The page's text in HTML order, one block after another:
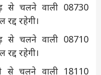
से चलने वाली 08730
रहेगी।
से चलने वाली 08710
रहेगी।
से चलने वाली 18110